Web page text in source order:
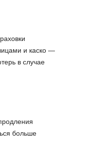
и каско —
в случае
больше